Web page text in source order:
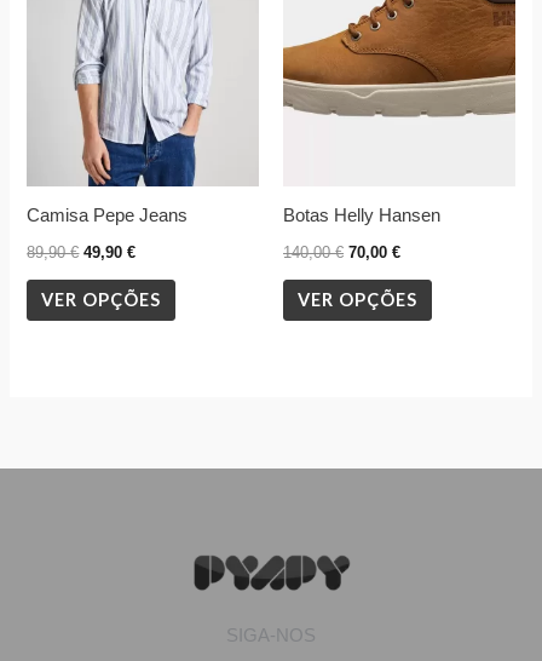
Camisa Pepe Jeans
89,90€ 49,90€
VER OPÇÕES
variants.
The
options
may
be
chosen
on
product
page
Botas Helly Hansen
140,00€ 70,00 €
VER OPÇÕES
variants.
The
options
may
on
product
page
SIGA-NOS